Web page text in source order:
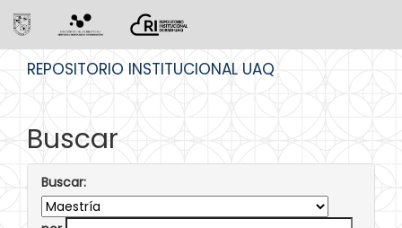
REPOSITORIO INSTITUCIONAL UAQ
Buscar
Buscar: